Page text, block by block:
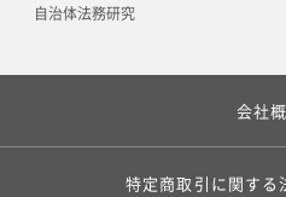
自治体法務研究
会社
特定商取引に関する